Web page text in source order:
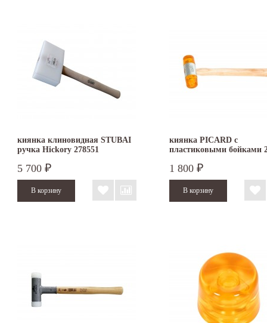
киянка клиновидная STUBAI
ручка Hickory 278551
5 700 ₽
киянка PICARD с
пластиковыми бойками
1 800 ₽